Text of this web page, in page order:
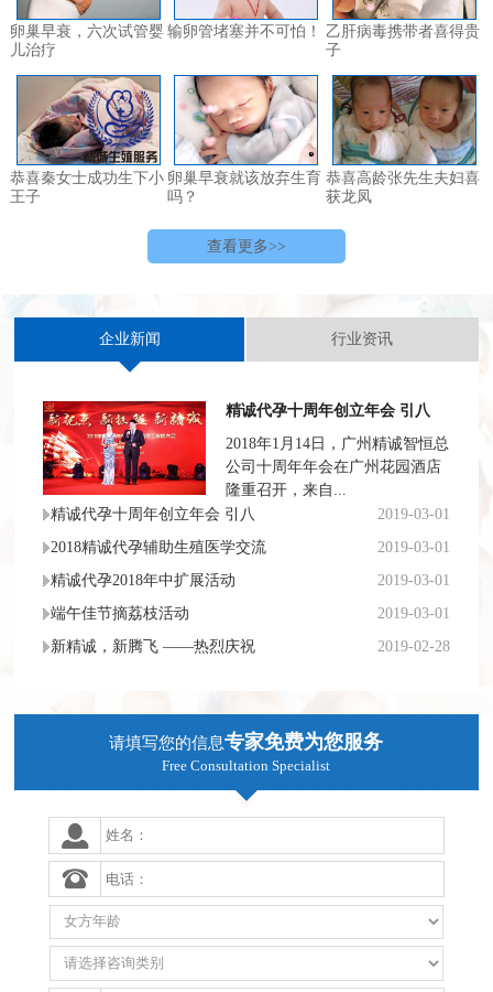
卵巢早衰，六次试管婴
儿治疗
输卵管堵塞并不可怕！
乙肝病毒携带者喜得贵
子
恭喜秦女士成功生下小
王子
卵巢早衰就该放弃生育
吗？
恭喜高龄张先生夫妇喜
获龙凤
查看更多>>
企业新闻 行业资讯
精诚代孕十周年创立年会 引八
2018年1月14日，广州精诚智恒总
公司十周年年会在广州花园酒店
隆重召开，来自...
精诚代孕十周年创立年会 引八
2019-03-01
2018精诚代孕辅助生殖医学交流
2019-03-01
精诚代孕2018年中扩展活动
2019-03-01
端午佳节摘荔枝活动
2019-03-01
新精诚，新腾飞 ——热烈庆祝
2019-02-28
请填写您的信息专家免费为您服务
Free Consultation Specialist